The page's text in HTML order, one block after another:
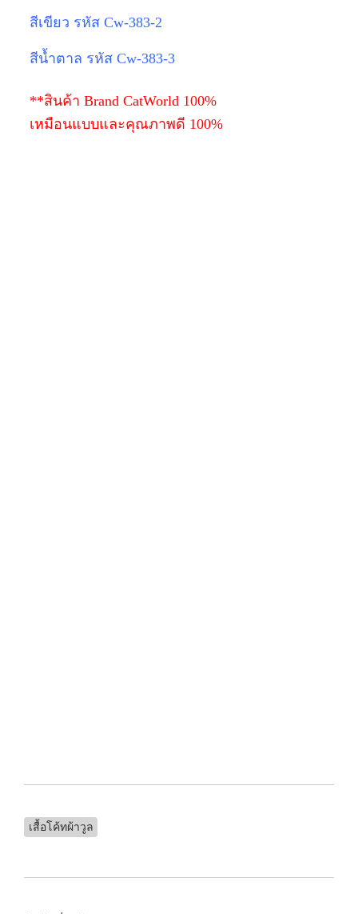
สีเขียว รหัส Cw-383-2
สีน้ำตาล รหัส Cw-383-3
**สินค้า Brand CatWorld 100%
เหมือนแบบและคุณภาพดี 100%
เสื้อโค้ทผ้าวูล